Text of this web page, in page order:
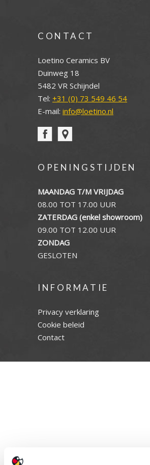
CONTACT
Loetino Ceramics BV
Duinweg 18
5482 VR Schijndel
Tel: +31 (0) 73 549 46 54
E-mail: info@loetino.nl
OPENINGSTIJDEN
MAANDAG T/M VRIJDAG
08.00 TOT 17.00 UUR
ZATERDAG (enkel showroom)
09.00 TOT 12.00 UUR
ZONDAG
GESLOTEN
INFORMATIE
Privacy verklaring
Cookie beleid
Contact